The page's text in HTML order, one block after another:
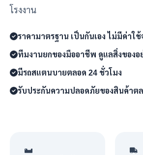
โรงงาน
ราคามาตรฐาน เป็นกันเอง ไม่มีค่าใ
ทีมงานยกของมืออาชีพ ดูแลสิ่งของอ
มีรถสแตนบายตลอด 24 ชั่วโมง
รับประกันความปลอดภัยของสินค้าต